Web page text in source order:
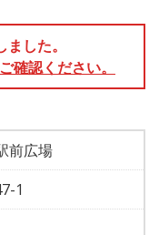
した。
確認ください。
前広場
1